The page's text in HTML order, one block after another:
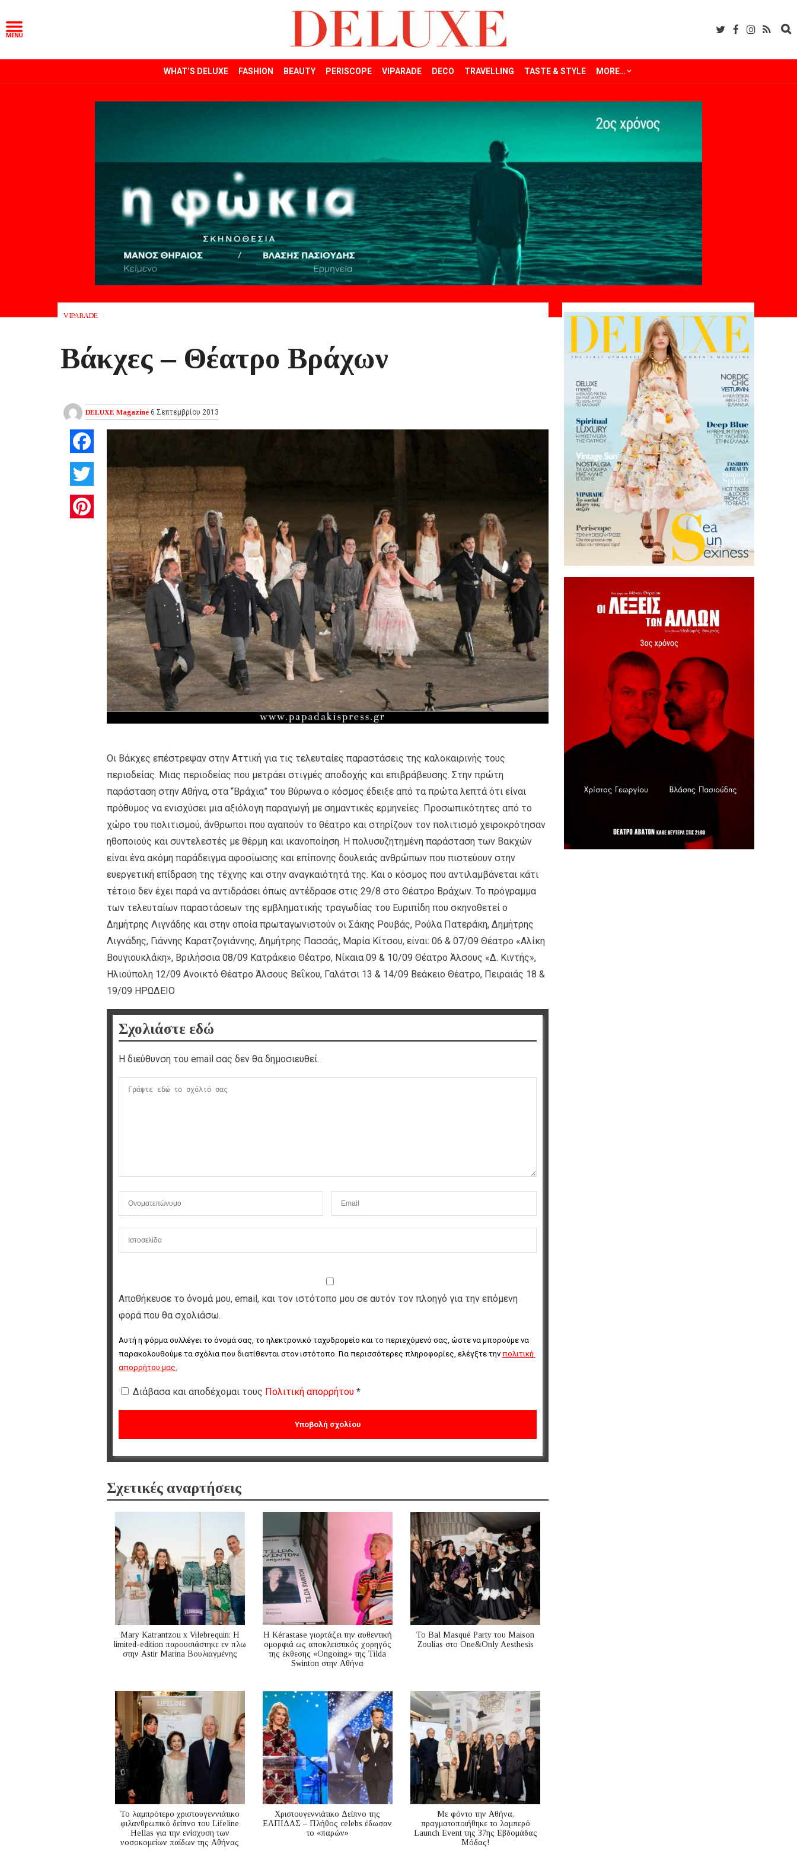
WHAT’S DELUXE FASHION BEAUTY PERISCOPE VIPARADE DECO TRAVELLING TASTE & STYLE MORE…
VIPARADE
Βάκχες – Θέατρο Βράχων
DELUXE Magazine 6 Σεπτεμβρίου 2013
Twitter
Pinterest
Οι Βάκχες επέστρεψαν στην Αττική για τις τελευταίες παραστάσεις της καλοκαιρινής τους
περιοδείας. Μιας περιοδείας που μετράει στιγμές αποδοχής και επιβράβευσης. Στην πρώτη
παράσταση στην Αθήνα, στα “Βράχια” του Βύρωνα ο κόσμος έδειξε από τα πρώτα λεπτά ότι είναι
πρόθυμος να ενισχύσει μια αξιόλογη παραγωγή με σημαντικές ερμηνείες. Προσωπικότητες από το
χώρο του πολιτισμού, άνθρωποι που αγαπούν το θέατρο και στηρίζουν τον πολιτισμό χειροκρότησαν
ηθοποιούς και συντελεστές με θέρμη και ικανοποίηση. Η πολυσυζητημένη παράσταση των Βακχών
είναι ένα ακόμη παράδειγμα αφοσίωσης και επίπονης δουλειάς ανθρώπων που πιστεύουν στην
ευεργετική επίδραση της τέχνης και στην αναγκαιότητά της. Και ο κόσμος που αντιλαμβάνεται κάτι
τέτοιο δεν έχει παρά να αντιδράσει όπως αντέδρασε στις 29/8 στο Θέατρο Βράχων. Το πρόγραμμα
των τελευταίων παραστάσεων της εμβληματικής τραγωδίας του Ευριπίδη που σκηνοθετεί ο
Δημήτρης Λιγνάδης και στην οποία πρωταγωνιστούν οι Σάκης Ρουβάς, Ρούλα Πατεράκη, Δημήτρης
Λιγνάδης, Γιάννης Καρατζογιάννης, Δημήτρης Πασσάς, Μαρία Κίτσου, είναι: 06 & 07/09 Θέατρο «Αλίκη
Βουγιουκλάκη», Βριλήσσια 08/09 Κατράκειο Θέατρο, Νίκαια 09 & 10/09 Θέατρο Άλσους «Δ. Κιντής»,
Ηλιούπολη 12/09 Ανοικτό Θέατρο Άλσους Βεΐκου, Γαλάτσι 13 & 14/09 Βεάκειο Θέατρο, Πειραιάς 18 &
19/09 ΗΡΩΔΕΙΟ
Σχολιάστε εδώ
Η διεύθυνση του email σας δεν θα δημοσιευθεί.
Αποθήκευσε το όνομά μου, email, και τον ιστότοπο μου σε αυτόν τον πλοηγό για την επόμενη
φορά που θα σχολιάσω.
Αυτή η φόρμα συλλέγει το όνομά σας, το ηλεκτρονικό ταχυδρομείο και το περιεχόμενό σας, ώστε να μπορούμε να
παρακολουθούμε τα σχόλια που διατίθενται στον ιστότοπο. Για περισσότερες πληροφορίες, ελέγξτε την πολιτική
απορρήτου μας
Διάβασα και αποδέχομαι τους Πολιτική απορρήτου *
Σχετικές αναρτήσεις
Mary Katrantzou x Vilebrequin: Η
limited-edition παρουσιάστηκε εν πλω
στην Astir Marina Βουλιαγμένης
Η Kérastase γιορτάζει την αυθεντική
ομορφιά ως αποκλειστικός χορηγός
της έκθεσης «Ongoing» της Tilda
Swinton στην Αθήνα
Το Bal Masqué Party του Maison
Zoulias στο One&Only Aesthesis
Το λαμπρότερο χριστουγεννιάτικο
φιλανθρωπικό δείπνο του Lifeline
Hellas για την ενίσχυση των
νοσοκομείων παίδων της Αθήνας
Χριστουγεννιάτικο Δείπνο της
ΕΛΠΙΔΑΣ – Πλήθος celebs έδωσαν
το «παρών»
Με φόντο την Αθήνα,
πραγματοποιήθηκε το λαμπερό
Launch Event της 37ης Εβδομάδας
Μόδας!